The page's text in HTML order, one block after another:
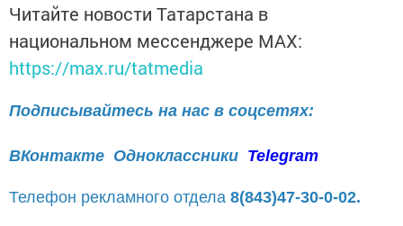
Читайте новости Татарстана в
национальном мессенджере MАХ:
https://max.ru/tatmedia
Подписывайтесь на нас в соцсетях:
ВКонтакте Одноклассники Telegram
Телефон рекламного отдела 8(843)47-30-0-02.